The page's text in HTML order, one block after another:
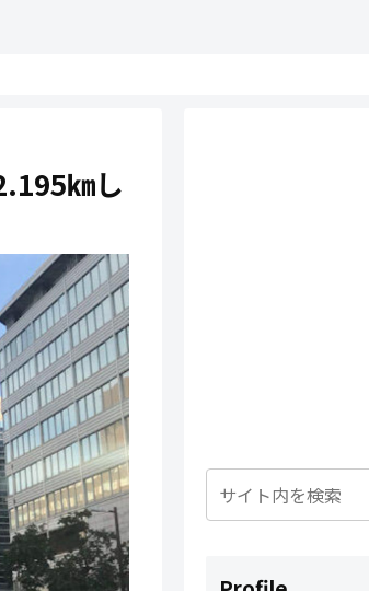
㎞し